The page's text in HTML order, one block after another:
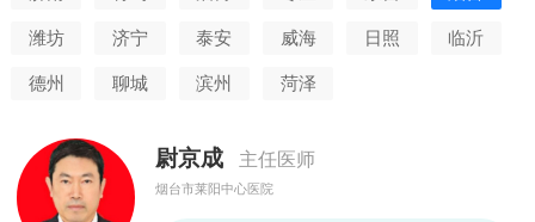
潍坊 济宁 泰安 威海 日照 临沂
德州 聊城 滨州 菏泽
尉京成 主任医师
烟台市莱阳中心医院